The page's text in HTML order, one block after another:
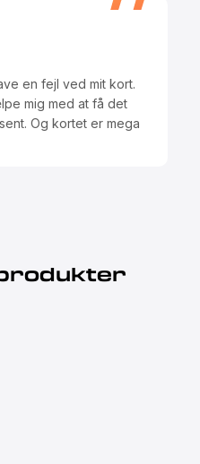
en fejl ved mit kort.
mig med at få det
Og kortet er mega